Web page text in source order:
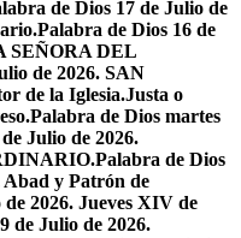
de Dios 17 de Julio de
Palabra de Dios 16 de
SEÑORA DEL
de 2026. SAN
de la Iglesia.Justa o
Palabra de Dios martes
Julio de 2026.
Palabra de Dios
y Patrón de
2026. Jueves XIV de
de Julio de 2026.